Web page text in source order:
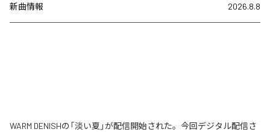
新曲情報 2026.8.8
WARM DENISHの「淡い夏」が配信開始された。今回デジタル配信さ